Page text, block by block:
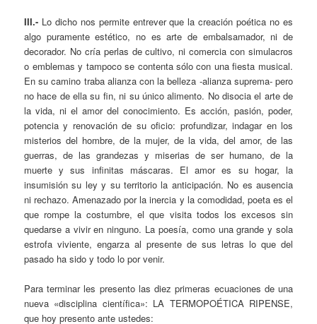
III.- Lo dicho nos permite entrever que la creación poética no es
algo puramente estético, no es arte de embalsamador, ni de
decorador. No cría perlas de cultivo, ni comercia con simulacros
o emblemas y tampoco se contenta sólo con una fiesta musical.
En su camino traba alianza con la belleza -alianza suprema- pero
no hace de ella su fin, ni su único alimento. No disocia el arte de
la vida, ni el amor del conocimiento. Es acción, pasión, poder,
potencia y renovación de su oficio: profundizar, indagar en los
misterios del hombre, de la mujer, de la vida, del amor, de las
guerras, de las grandezas y miserias de ser humano, de la
muerte y sus infinitas máscaras. El amor es su hogar, la
insumisión su ley y su territorio la anticipación. No es ausencia
ni rechazo. Amenazado por la inercia y la comodidad, poeta es el
que rompe la costumbre, el que visita todos los excesos sin
quedarse a vivir en ninguno. La poesía, como una grande y sola
estrofa viviente, engarza al presente de sus letras lo que del
pasado ha sido y todo lo por venir.
Para terminar les presento las diez primeras ecuaciones de una
nueva «disciplina científica»: LA TERMOPOÉTICA RIPENSE,
que hoy presento ante ustedes: